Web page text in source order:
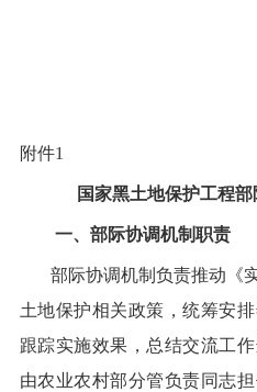
附件1
国家黑土地保护工程部
一、部际协调机制职责
部际协调机制负责推动《
土地保护相关政策，统筹安
跟踪实施效果，总结交流工
由农业农村部分管负责同志